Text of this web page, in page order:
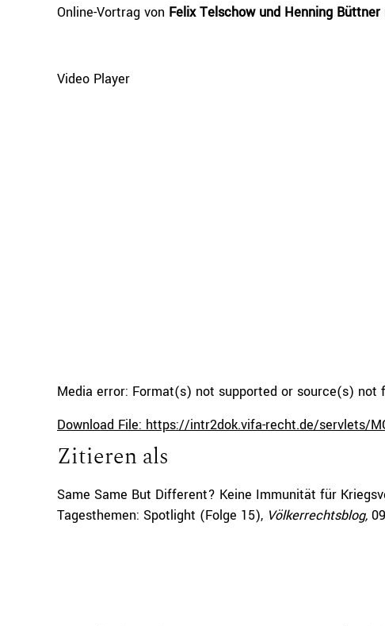
Online-Vortrag von Felix Telschow und Henning Büttner
Video Player
Media error: Format(s) not supported or source(s) not
Download File: https://intr2dok.vifa-recht.de/servlets/
00:00
Use Up/Down Arrow keys to increase or decrease
Zitieren als
Same Same But Different? Keine Immunität für
Tagesthemen: Spotlight (Folge 15), Völkerrechtsblog,